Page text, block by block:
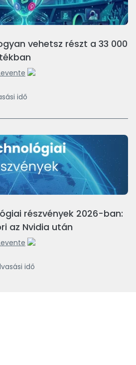
vehetsz részt a 33 000
idő
részvények 2026-ban:
az Nvidia után
idő